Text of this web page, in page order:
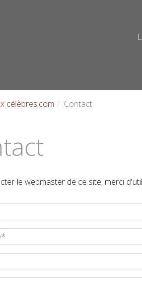
célèbres.com Contact
le webmaster de ce site, merci